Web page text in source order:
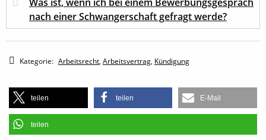
nach einer Schwangerschaft gefragt werde?
Kategorie: Arbeitsrecht, Arbeitsvertrag, Kündigung
teilen teilen E-Mail
teilen